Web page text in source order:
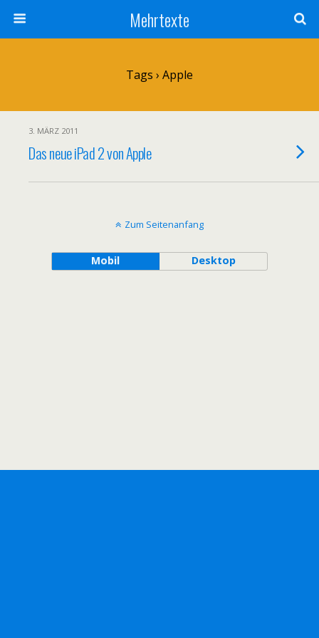
Mehrtexte
Tags › Apple
3. MÄRZ 2011
Das neue iPad 2 von Apple
Zum Seitenanfang
Mobil Desktop